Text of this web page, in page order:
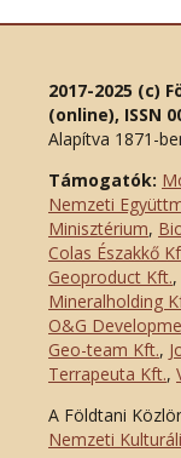
2017-2025 (c)
(online), ISSN
Alapítva 1871-
Támogatók:
Nemzeti
Minisztérium,
Colas Északkő
Geoproduct Kft.,
Mineralholding
O&G
Geo-team Kft.,
Terrapeuta Kft.,
A Földtani
Nemzeti